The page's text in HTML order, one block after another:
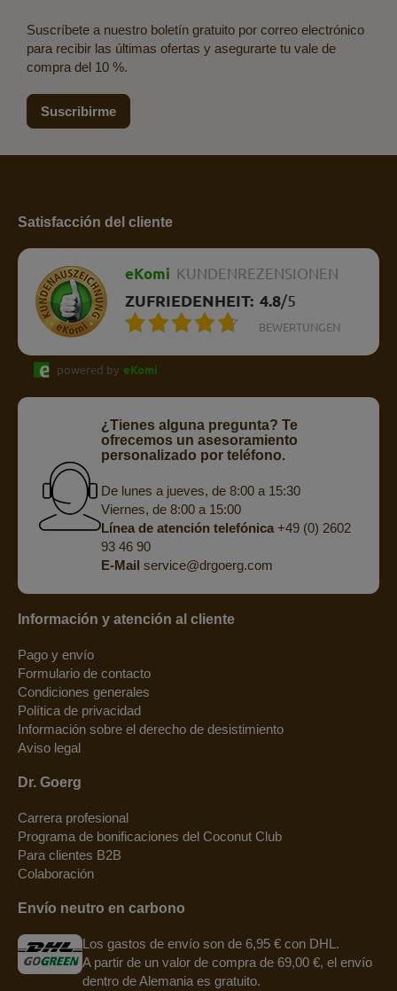
Suscríbete a nuestro boletín gratuito por correo electrónico
para recibir las últimas ofertas y asegurarte tu vale de
compra del 10 %.
Suscribirme
Satisfacción del cliente
eKomi KUNDENREZENSIONEN
ZUFRIEDENHEIT: 4.8/5
BEWERTUNGEN
powered by eKomi
¿Tienes alguna pregunta? Te
ofrecemos un asesoramiento
personalizado por teléfono.
De lunes a jueves, de 8:00 a 15:30
Viernes, de 8:00 a 15:00
Línea de atención telefónica+49 (0) 2602
93 46 90
E-Mail service@drgoerg.com
Información y atención al cliente
Pago y envío
Formulario de contacto
Condiciones generales
Política de privacidad
Información sobre el derecho de desistimiento
Aviso legal
Dr. Goerg
Carrera profesional
Programa de bonificaciones del Coconut Club
Para clientes B2B
Colaboración
Envío neutro en carbono
Los gastos de envío son de 6,95 € con DHL.
A partir de un valor de compra de 69,00 €, el envío
dentro de Alemania es gratuito.